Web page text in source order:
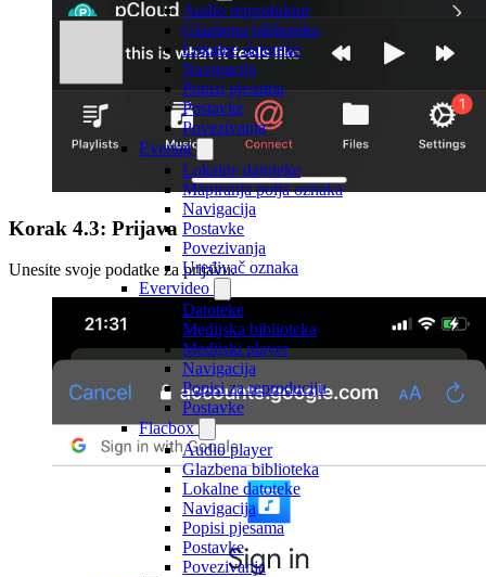
Audio reproduktor
Glazbena biblioteka
Lokalne datoteke
Navigacija
Popisi pjesama
Postavke
Povezivanja
Evertag
Lokalne datoteke
Mapiranja polja oznaka
Navigacija
Postavke
Povezivanja
Uređivač oznaka
Evervideo
Datoteke
Medijska biblioteka
Medijski player
Navigacija
Popisi za reproduciju
Postavke
Flacbox
Audio player
Glazbena biblioteka
Lokalne datoteke
Navigacija
Popisi pjesama
Postavke
Povezivanja
Korak 4.3: Prijava
Unesite svoje podatke za prijavu.